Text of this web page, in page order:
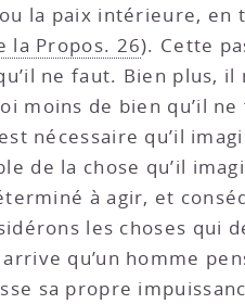
la paix intérieure, en
la Propos. 26). Cette
ne faut. Bien plus,
moins de bien qu’il
nécessaire qu’il
de la chose qu’il
à agir, et
les choses qui
qu’un homme
sa propre